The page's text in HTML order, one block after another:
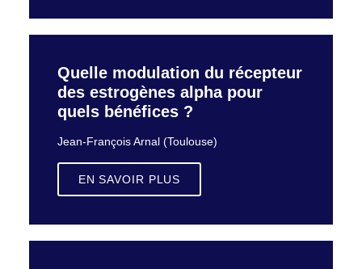
Quelle modulation du récepteur
des estrogènes alpha pour
quels bénéfices ?
Jean-François Arnal (Toulouse)
EN SAVOIR PLUS